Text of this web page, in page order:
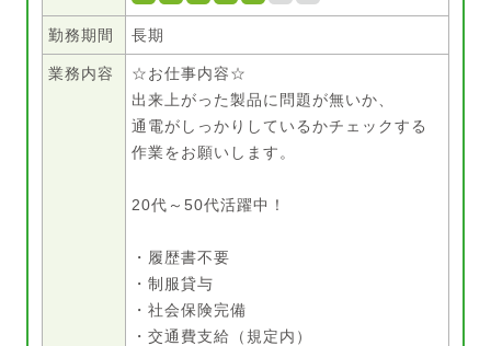
勤務期間 長期
業務内容
☆お仕事内容☆
出来上がった製品に問題が無いか、
通電がしっかりしているかチェックする
作業をお願いします。
20代～50代活躍中！
・履歴書不要
・制服貸与
・社会保険完備
・交通費支給（規定内）